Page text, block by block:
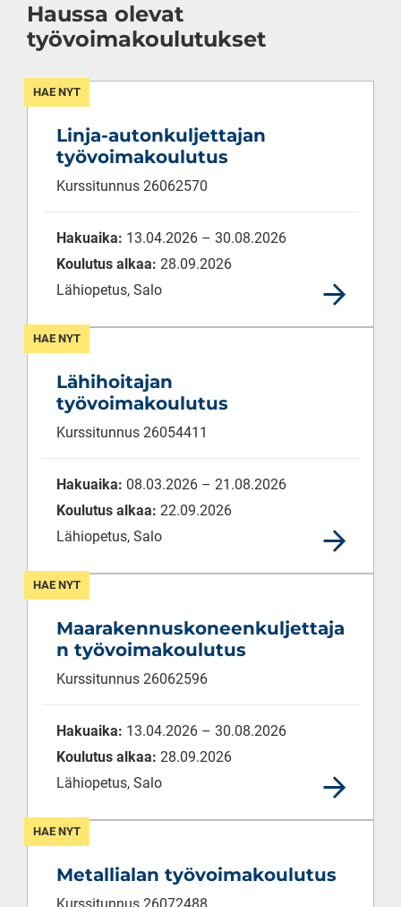
Haussa olevat
työvoimakoulutukset
HAE NYT
Linja-autonkuljettajan
työvoimakoulutus
Kurssitunnus 26062570
Hakuaika: 13.04.2026 – 30.08.2026
Koulutus alkaa: 28.09.2026
Lähiopetus, Salo
HAE NYT
Lähihoitajan
työvoimakoulutus
Kurssitunnus 26054411
Hakuaika: 08.03.2026 – 21.08.2026
Koulutus alkaa: 22.09.2026
Lähiopetus, Salo
HAE NYT
Maarakennuskoneenkuljettaja
n työvoimakoulutus
Kurssitunnus 26062596
Hakuaika: 13.04.2026 – 30.08.2026
Koulutus alkaa: 28.09.2026
Lähiopetus, Salo
HAE NYT
Metallialan työvoimakoulutus